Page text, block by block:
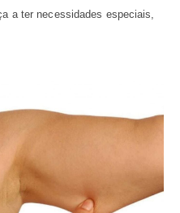
a ter necessidades especiais,